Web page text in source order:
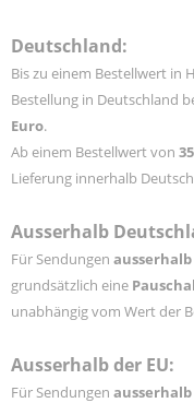
Deutschland:
Bis zu einem Bestellwert in
Bestellung in Deutschland
Euro.
Ab einem Bestellwert von
Lieferung innerhalb
Ausserhalb
Für Sendungen
grundsätzlich eine
unabhängig vom Wert der
Ausserhalb der EU:
Für Sendungen ausserhalb